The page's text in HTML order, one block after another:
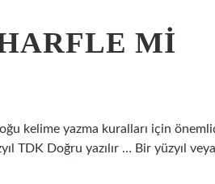
MI
kelime yazma kuralları için
TDK Doğru yazılır … Bir yüzyıl veya